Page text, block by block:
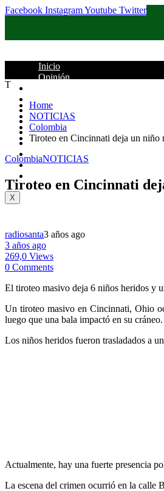
Facebook InstagramYoutube Twitter
Inicio
Opinión
Política
Judicial
Deportes
Columnistas
Mundo
Entretenimiento
X
T
Home
NOTICIAS
Colombia
Tiroteo en Cincinnati deja un niño
ColombiaNOTICIAS
Tiroteo en Cincinnati
radiosanta3 años ago
3 años ago
269,0 Views
0 Comments
El tiroteo masivo deja 6 niños heridos y
Un tiroteo masivo en Cincinnati, Ohio
luego que una bala impactó en su cráneo.
Los niños heridos fueron trasladados a
Actualmente, hay una fuerte presencia
La escena del crimen ocurrió en la calle